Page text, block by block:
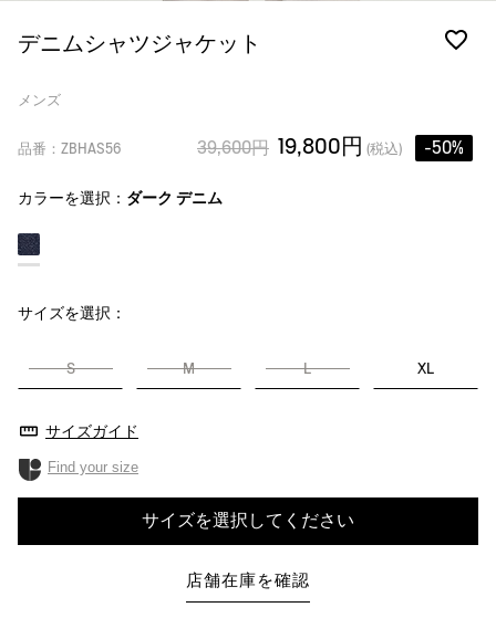
デニムシャツジャケット
メンズ
品番：ZBHAS56 39,600円 19,800円 (税込) -50%
カラーを選択： ダーク デニム
サイズを選択：
S M L XL
サイズガイド
Find your size
サイズを選択してください
店舗在庫を確認